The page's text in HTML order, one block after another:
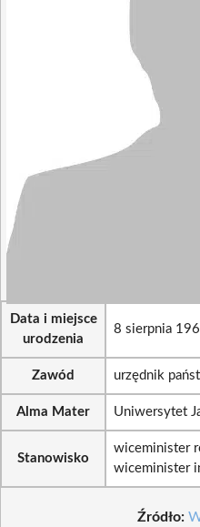
Data i miejsce
urodzenia
8 sierpnia
Zawód urzędnik
Alma Mater Uniwersytet
Stanowisko
wiceminister
wiceminister
Źródło: